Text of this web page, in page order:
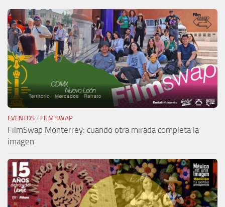
EVENTOS / FILM SWAP
FilmSwap Monterrey: cuando otra mirada completa la
imagen